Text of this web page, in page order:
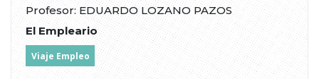
Profesor: EDUARDO LOZANO PAZOS
El Empleario
Viaje Empleo